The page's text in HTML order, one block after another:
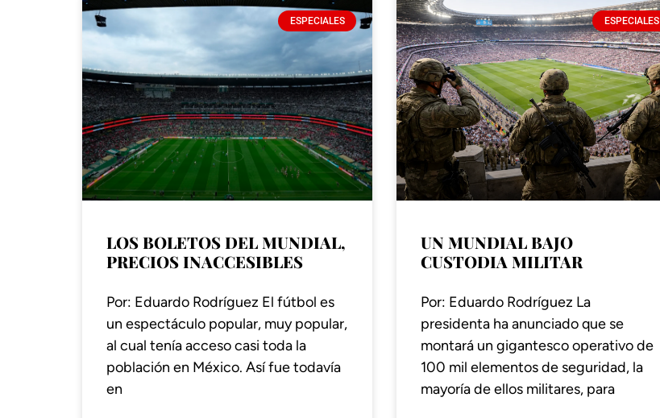
ESPECIALES
LOS BOLETOS DEL MUNDIAL,
PRECIOS INACCESIBLES
Por: Eduardo Rodríguez El fútbol es
un espectáculo popular, muy popular,
al cual tenía acceso casi toda la
población en México. Así fue todavía
en
ESPECIALES
UN MUNDIAL BAJO
CUSTODIA MILITAR
Por: Eduardo Rodríguez La
presidenta ha anunciado que se
montará un gigantesco operativo de
100 mil elementos de seguridad, la
mayoría de ellos militares, para